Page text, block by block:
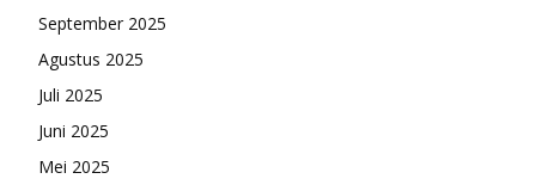
September 2025
Agustus 2025
Juli 2025
Juni 2025
Mei 2025